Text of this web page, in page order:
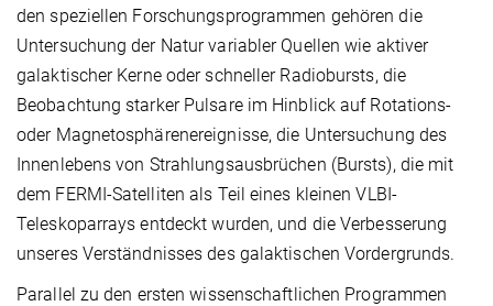
den speziellen Forschungsprogrammen gehören die
Untersuchung der Natur variabler Quellen wie aktiver
galaktischer Kerne oder schneller Radiobursts, die
Beobachtung starker Pulsare im Hinblick auf Rotations-
oder Magnetosphärenereignisse, die Untersuchung des
Innenlebens von Strahlungsausbrüchen (Bursts), die mit
dem FERMI-Satelliten als Teil eines kleinen VLBI-
Teleskoparrays entdeckt wurden, und die Verbesserung
unseres Verständnisses des galaktischen Vordergrunds.
Parallel zu den ersten wissenschaftlichen Programmen